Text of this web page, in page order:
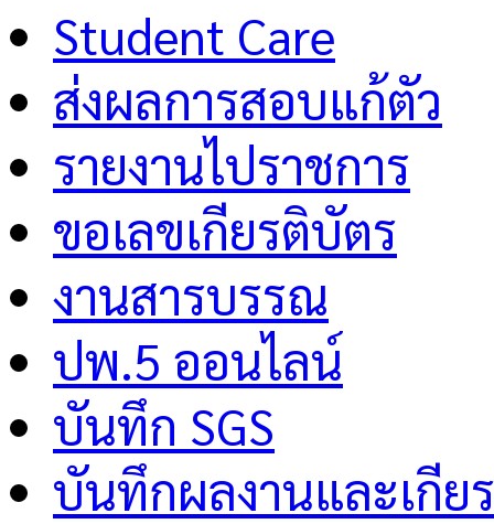
Student Care
ส่งผลการสอบแก้ตัว
รายงานไปราชการ
ขอเลขเกียรติบัตร
งานสารบรรณ
ปพ.5 ออนไลน์
บันทึก SGS
บันทึกผลงานและเกีย